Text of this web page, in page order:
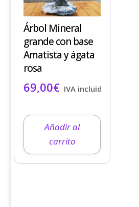
Árbol Mineral
grande con base
Amatista y ágata
rosa
69,00€ IVA incluido
Añadir al
carrito